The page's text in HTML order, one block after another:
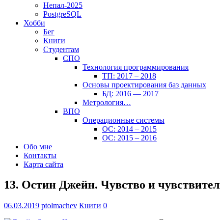
Непал-2025
PostgreSQL
Хобби
Бег
Книги
Студентам
СПО
Технология программирования
ТП: 2017 – 2018
Основы проектирования баз данных
БД: 2016 — 2017
Метрология…
ВПО
Операционные системы
ОС: 2014 – 2015
ОС: 2015 – 2016
Обо мне
Контакты
Карта сайта
13. Остин Джейн. Чувство и
06.03.2019 ptolmachev Книги 0